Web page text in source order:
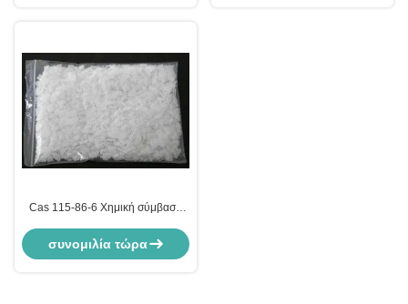
Cas 115-86-6 Χημική σύμβαση
Τριφαινυλοφωσφορικού TPP 99%
Min Φλόγα - Χαμηλωτικό
συνομιλία τώρα